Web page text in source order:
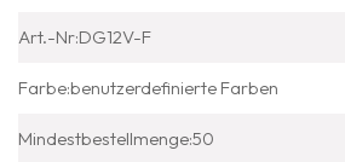
Art.-Nr:DG12V-F
Farbe:benutzerdefinierte Farben
Mindestbestellmenge:50